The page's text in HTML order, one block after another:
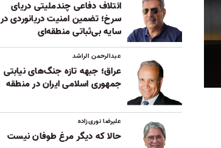
ائتلاف دفاعی چندملیتی دریای
سرخ؛ تضمین امنیت دریانوردی در
سایه بی‌ثباتی‌ منطقه‌ای
عبدالرحمن الراشد
عراق؛ جبهه تازه جنگ‌های نیابتی
جمهوری اسلامی ایران در منطقه
علیرضا نوری‌زاده
حالا که دیگر مرغ طوفان نیست